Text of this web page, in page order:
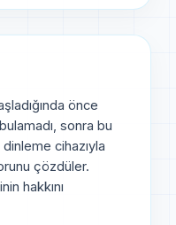
önce
sonra bu
cihazıyla
çözdüler.
hakkını